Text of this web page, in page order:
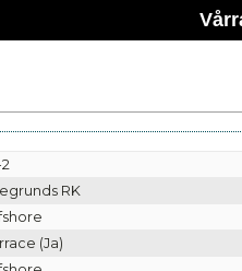
RK
(Ja)